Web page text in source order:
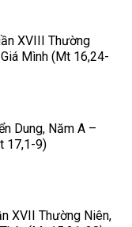
XVIII Thường
Mình (Mt 16,24-
Dung, Năm A –
17,1-9)
XVII Thường Niên,